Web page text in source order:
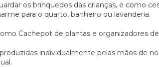
os brinquedos das crianças, e como
para o quarto, banheiro ou lavanderia.
Cachepot de plantas e organizadores de
individualmente pelas mãos de